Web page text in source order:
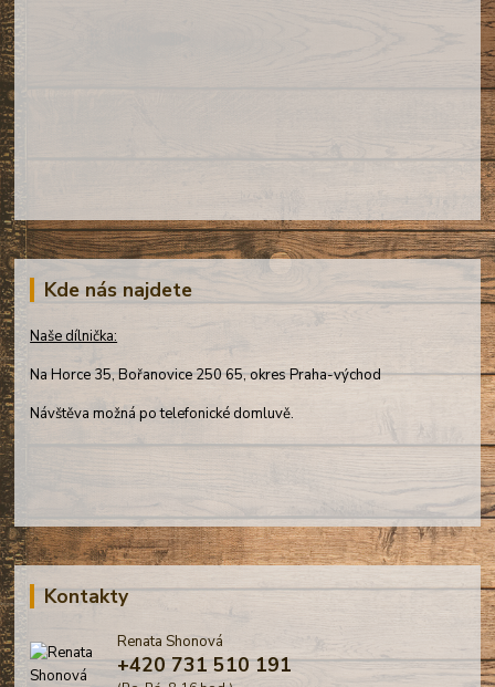
Kde nás najdete
Naše dílnička:
Na Horce 35, Bořanovice 250 65, okres Praha-východ
Návštěva možná po telefonické domluvě.
Kontakty
Renata Shonová
+420 731 510 191